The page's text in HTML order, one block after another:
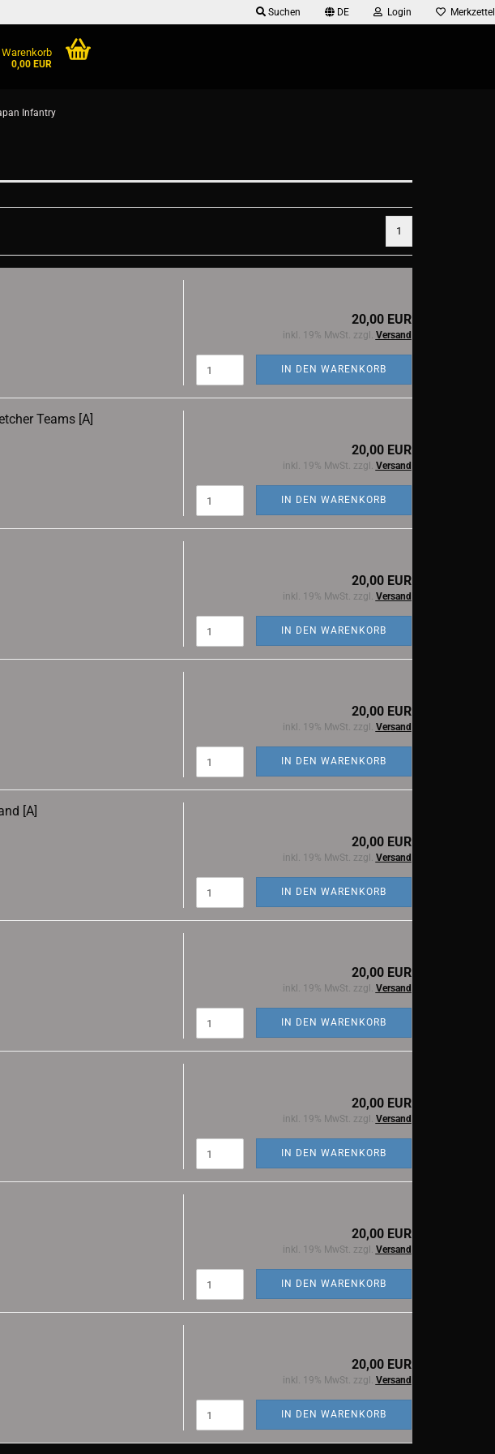
Suchen DE Login Merkzettel
Warenkorb
0,00 EUR
Infantry
1
20,00 EUR
inkl. 19% MwSt. zzgl. Versand
IN DEN WARENKORB
Teams [A]
20,00 EUR
inkl. 19% MwSt. zzgl. Versand
IN DEN WARENKORB
20,00 EUR
inkl. 19% MwSt. zzgl. Versand
IN DEN WARENKORB
20,00 EUR
inkl. 19% MwSt. zzgl. Versand
IN DEN WARENKORB
[A]
20,00 EUR
inkl. 19% MwSt. zzgl. Versand
IN DEN WARENKORB
20,00 EUR
inkl. 19% MwSt. zzgl. Versand
IN DEN WARENKORB
20,00 EUR
inkl. 19% MwSt. zzgl. Versand
IN DEN WARENKORB
20,00 EUR
inkl. 19% MwSt. zzgl. Versand
IN DEN WARENKORB
20,00 EUR
inkl. 19% MwSt. zzgl. Versand
IN DEN WARENKORB